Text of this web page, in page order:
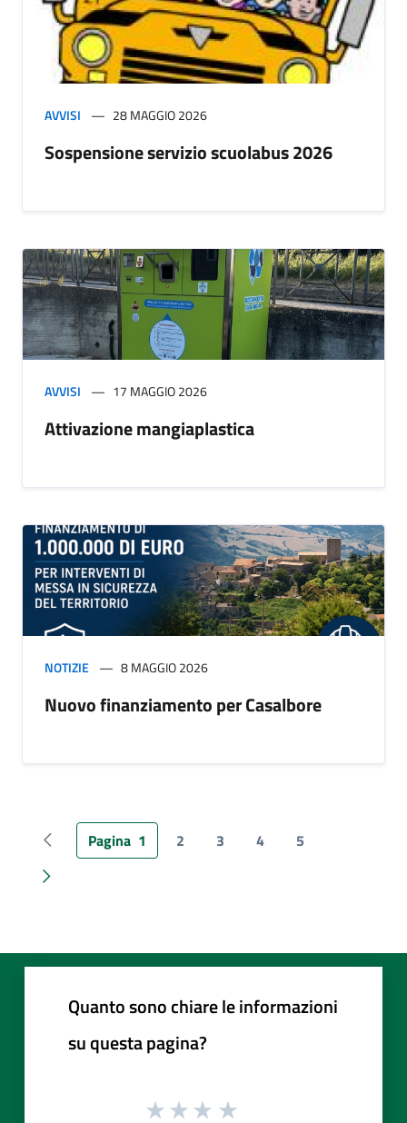
AVVISI 28 MAGGIO 2026
Sospensione servizio scuolabus 2026
AVVISI 17 MAGGIO 2026
Attivazione mangiaplastica
NOTIZIE 8 MAGGIO 2026
Nuovo finanziamento per Casalbore
Pagina precedente
Pagina 1 2 3 4 5
Pagina successiva
Quanto sono chiare le informazioni
su questa pagina?